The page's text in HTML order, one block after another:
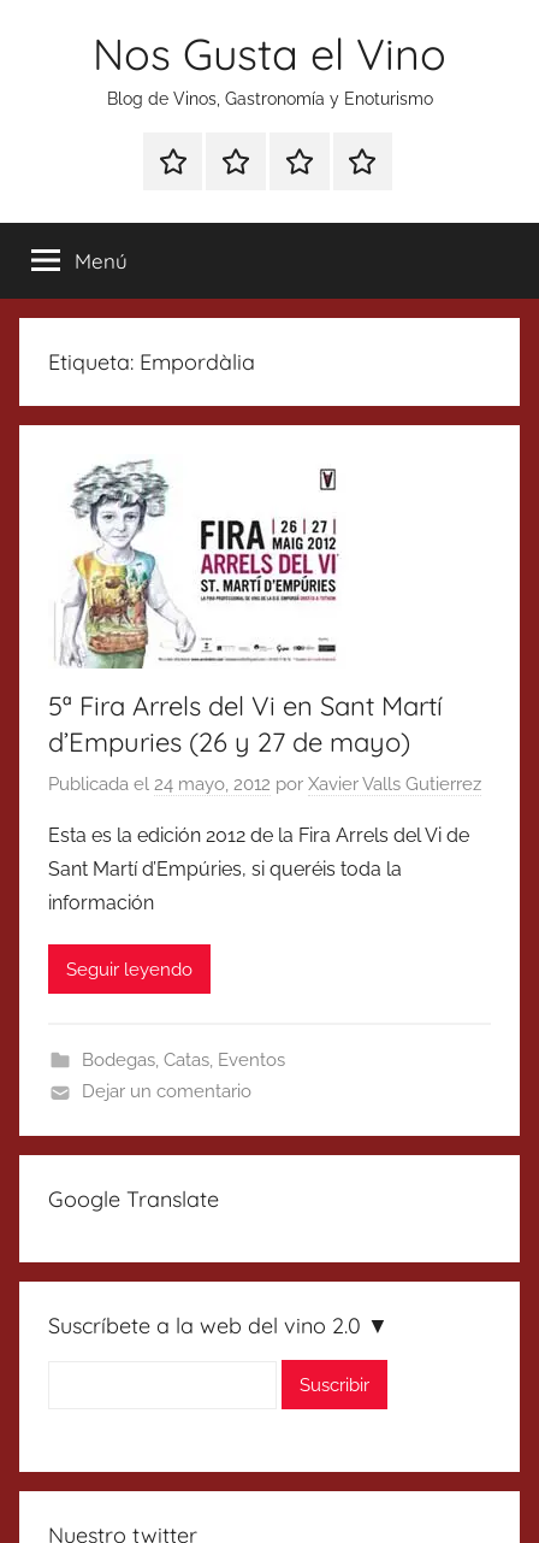
Nos Gusta el Vino
Blog de Vinos, Gastronomía y Enoturismo
Especial
Tonics
Enoturismo
Gastronomía
RankingContacto
Menú
Etiqueta: Empordàlia
5ª Fira Arrels del Vi en Sant Martí
d’Empuries (26 y 27 de mayo)
Publicada el 24 mayo, 2012 por Xavier Valls Gutierrez
Esta es la edición 2012 de la Fira Arrels del Vi de
Sant Martí d’Empúries, si queréis toda la
información
Seguir leyendo
Bodegas, Catas, Eventos
Dejar un comentario
Google Translate
Suscríbete a la web del vino 2.0 ▼
Nuestro twitter